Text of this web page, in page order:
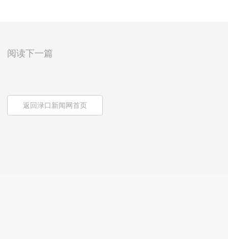
阅读下一篇
返回渌口新闻网首页